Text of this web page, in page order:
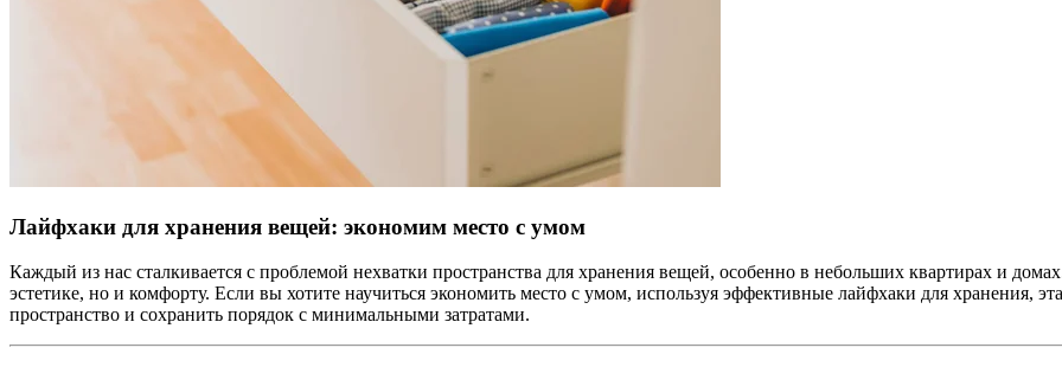
Лайфхаки для хранения вещей: экономим место с умом
Каждый из нас сталкивается с проблемой нехватки пространства для хранения вещей, особенно в небольших квартирах и
эстетике, но и комфорту. Если вы хотите научиться экономить место с умом, используя эффективные лайфхаки для хранения,
пространство и сохранить порядок с минимальными затратами.